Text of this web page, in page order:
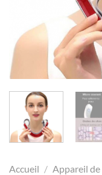
Accueil / Appareil de